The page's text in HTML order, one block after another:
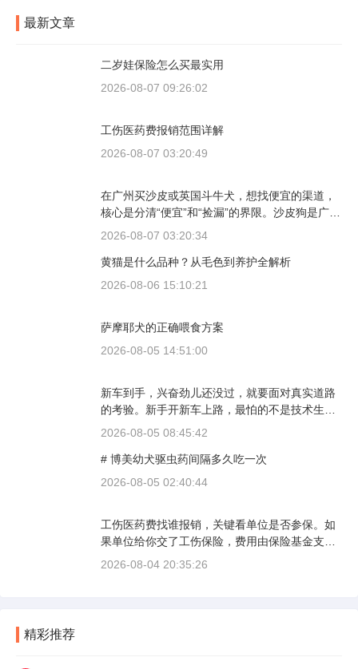
最新文章
二岁娃保险怎么买最实用
2026-08-07 09:26:02
工伤医药费报销范围详解
2026-08-07 03:20:49
在广州买沙皮或英国斗牛犬，想找便宜的渠道，
核心是分清“便宜”和“捡漏”的界限。沙皮狗是广东
本地犬种，价格比北方城市有优势；英国斗牛犬
方和真实价格区间。
2026-08-07 03:20:34
黄猫是什么品种？从毛色到养护全解析
2026-08-06 15:10:21
萨摩耶犬的正确喂食方案
2026-08-05 14:51:00
新车到手，兴奋劲儿还没过，就要面对真实道路
的考验。新手开新车上路，最怕的不是技术生
疏，而是对车况和路况的双重陌生。磨合期内，
不超过100公里，这不是老司机的保守，而是活
塞和气缸壁需要时间完成精细贴合。多数车型说
2026-08-05 08:45:42
# 博美幼犬驱虫药间隔多久吃一次
2026-08-05 02:40:44
工伤医药费找谁报销，关键看单位是否参保。如
果单位给你交了工伤保险，费用由保险基金支
付；要是单位没参保，那就由单位自己掏钱。很
2026-08-04 20:35:26
精彩推荐